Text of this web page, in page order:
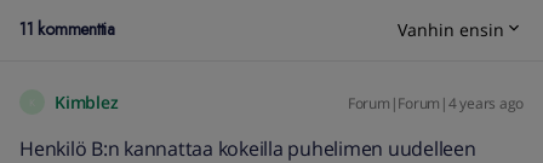
11 kommenttia Vanhin ensin
Kimblez Forum|Forum|4 years ago
Henkilö B:n kannattaa kokeilla puhelimen uudelleen